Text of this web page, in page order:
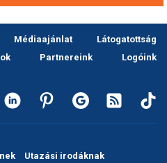
Médiaajánlat
Látogatottság
Partnereink
Logóink
Utazási irodáknak